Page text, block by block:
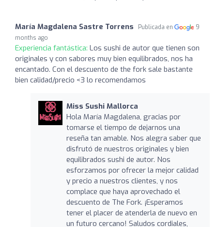
María Magdalena Sastre Torrens Publicada en
9
months ago
Experiencia fantástica: Los sushi de autor que tienen son
originales y con sabores muy bien equilibrados, nos ha
encantado. Con el descuento de the fork sale bastante
bien calidad/precio <3 lo recomendamos
Miss Sushi Mallorca
Hola María Magdalena, gracias por
tomarse el tiempo de dejarnos una
reseña tan amable. Nos alegra saber que
disfrutó de nuestros originales y bien
equilibrados sushi de autor. Nos
esforzamos por ofrecer la mejor calidad
y precio a nuestros clientes, y nos
complace que haya aprovechado el
descuento de The Fork. ¡Esperamos
tener el placer de atenderla de nuevo en
un futuro cercano! Saludos cordiales,